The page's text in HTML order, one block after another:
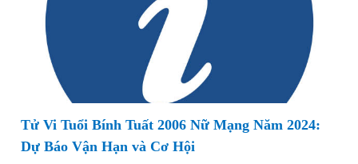
Tử Vi Tuổi Bính Tuất 2006 Nữ Mạng Năm 2024:
Dự Báo Vận Hạn và Cơ Hội